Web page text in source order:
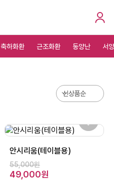
축하화환 근조화환 동양난 서
안시리움(테이블용)
55,000원
49,000원